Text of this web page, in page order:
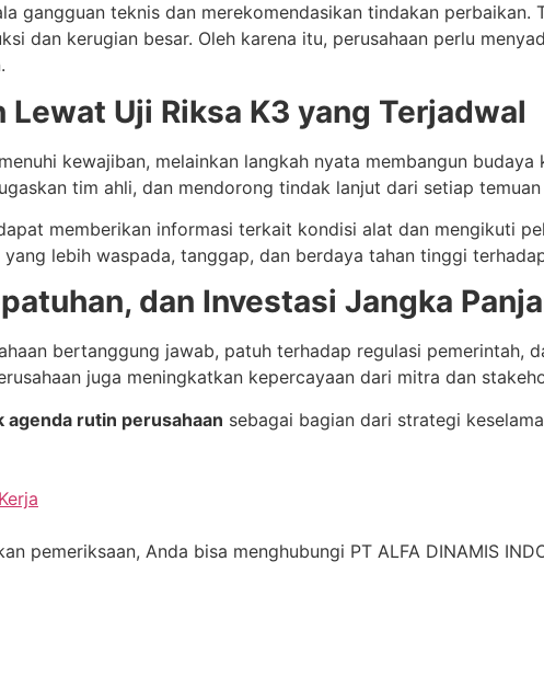
gangguan teknis dan merekomendasikan tindakan perbaikan.
dan kerugian besar. Oleh karena itu, perusahaan perlu
Uji Riksa K3 yang Terjadwal
kewajiban, melainkan langkah nyata membangun budaya
tim ahli, dan mendorong tindak lanjut dari setiap temuan
memberikan informasi terkait kondisi alat dan mengikuti
lebih waspada, tanggap, dan berdaya tahan tinggi
dan Investasi Jangka
bertanggung jawab, patuh terhadap regulasi pemerintah,
juga meningkatkan kepercayaan dari mitra dan
agenda rutin perusahaan sebagai bagian dari strategi
pemeriksaan, Anda bisa menghubungi PT ALFA DINAMIS